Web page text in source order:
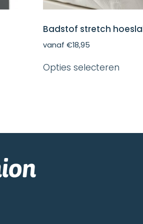
Badstof stretch
vanaf €18,95
Opties selecteren